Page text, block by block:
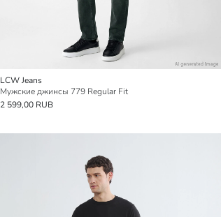
LCW Jeans
Мужские джинсы 779 Regular Fit
2 599,00 RUB